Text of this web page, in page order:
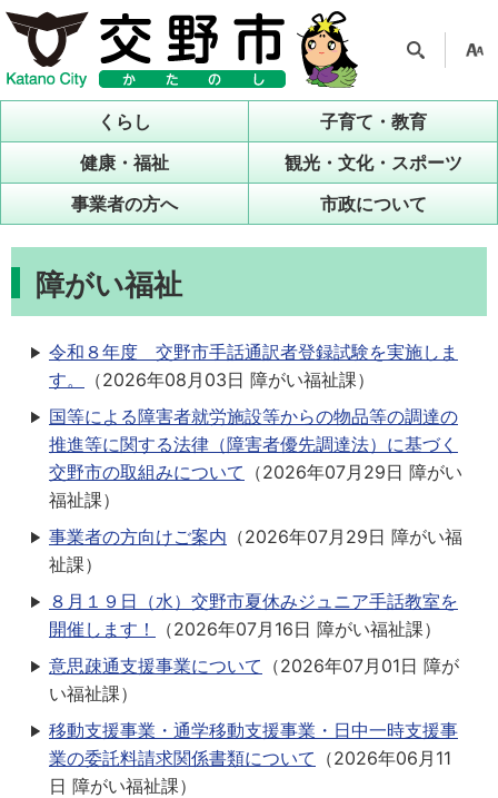
ル
くらし
子育て・教育
健康・福祉
観光・文化・スポーツ
事業者の方へ
市政について
障がい福祉
令和８年度 交野市手話通訳者登録試験を実施しま
す。
（2026年08月03日 障がい福祉課）
国等による障害者就労施設等からの物品等の調達の
推進等に関する法律（障害者優先調達法）に基づく
交野市の取組みについて （2026年07月29日 障がい
福祉課）
事業者の方向けご案内 （2026年07月29日 障がい福
祉課）
８月１９日（水）交野市夏休みジュニア手話教室を
開催します！
（2026年07月16日 障がい福祉課）
意思疎通支援事業について （2026年07月01日 障が
い福祉課）
移動支援事業・通学移動支援事業・日中一時支援事
業の委託料請求関係書類について （2026年06月11
日 障がい福祉課）